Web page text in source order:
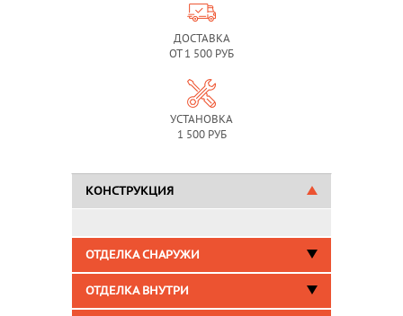
ДОСТАВКА
ОТ 1 500 РУБ
УСТАНОВКА
1 500 РУБ
КОНСТРУКЦИЯ
ОТДЕЛКА СНАРУЖИ
ОТДЕЛКА ВНУТРИ